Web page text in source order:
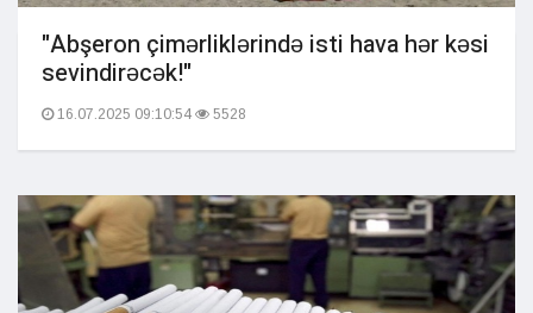
"Abşeron çimərliklərində isti hava hər kəsi
sevindirəcək!"
16.07.2025 09:10:54 5528